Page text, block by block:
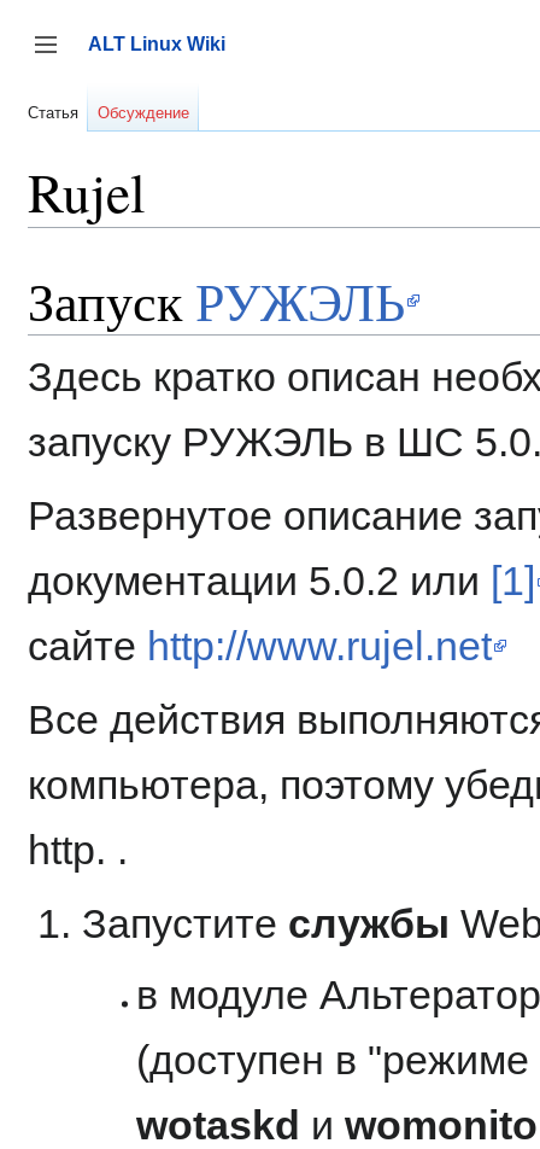
содержанию
Переключить боковую панель
ALT Linux Wiki
Статья Обсуждение
Rujel
ЗапускРУЖЭЛЬ
Здесь кратко описан
запуску РУЖЭЛЬ в ШС
Развернутое описание
документации 5.0.2 или [1]
сайте http://www.rujel.net
Все действия
компьютера, поэтому
http. .
Запустите службы
в модуле
(доступен в "режиме
wotaskd и